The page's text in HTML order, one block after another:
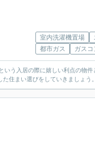
室内洗濯機置場
都市ガス
ガスコ
う入居の際に嬉しい利点の物
住まい選びをしていきましょう